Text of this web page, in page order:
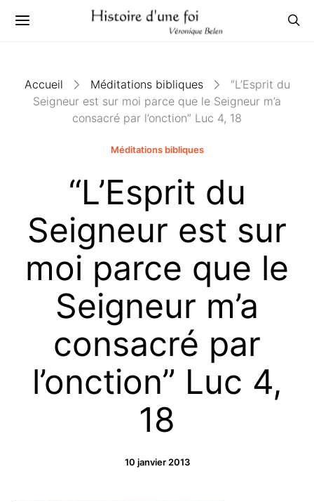
Accueil Méditations bibliques
“L’Esprit du
Seigneur est sur moi parce que le Seigneur m’a
consacré par l’onction” Luc 4, 18
Méditations bibliques
“L’Esprit du
Seigneur est sur
moi parce que le
Seigneur m’a
consacré par
l’onction” Luc 4,
18
10 janvier 2013